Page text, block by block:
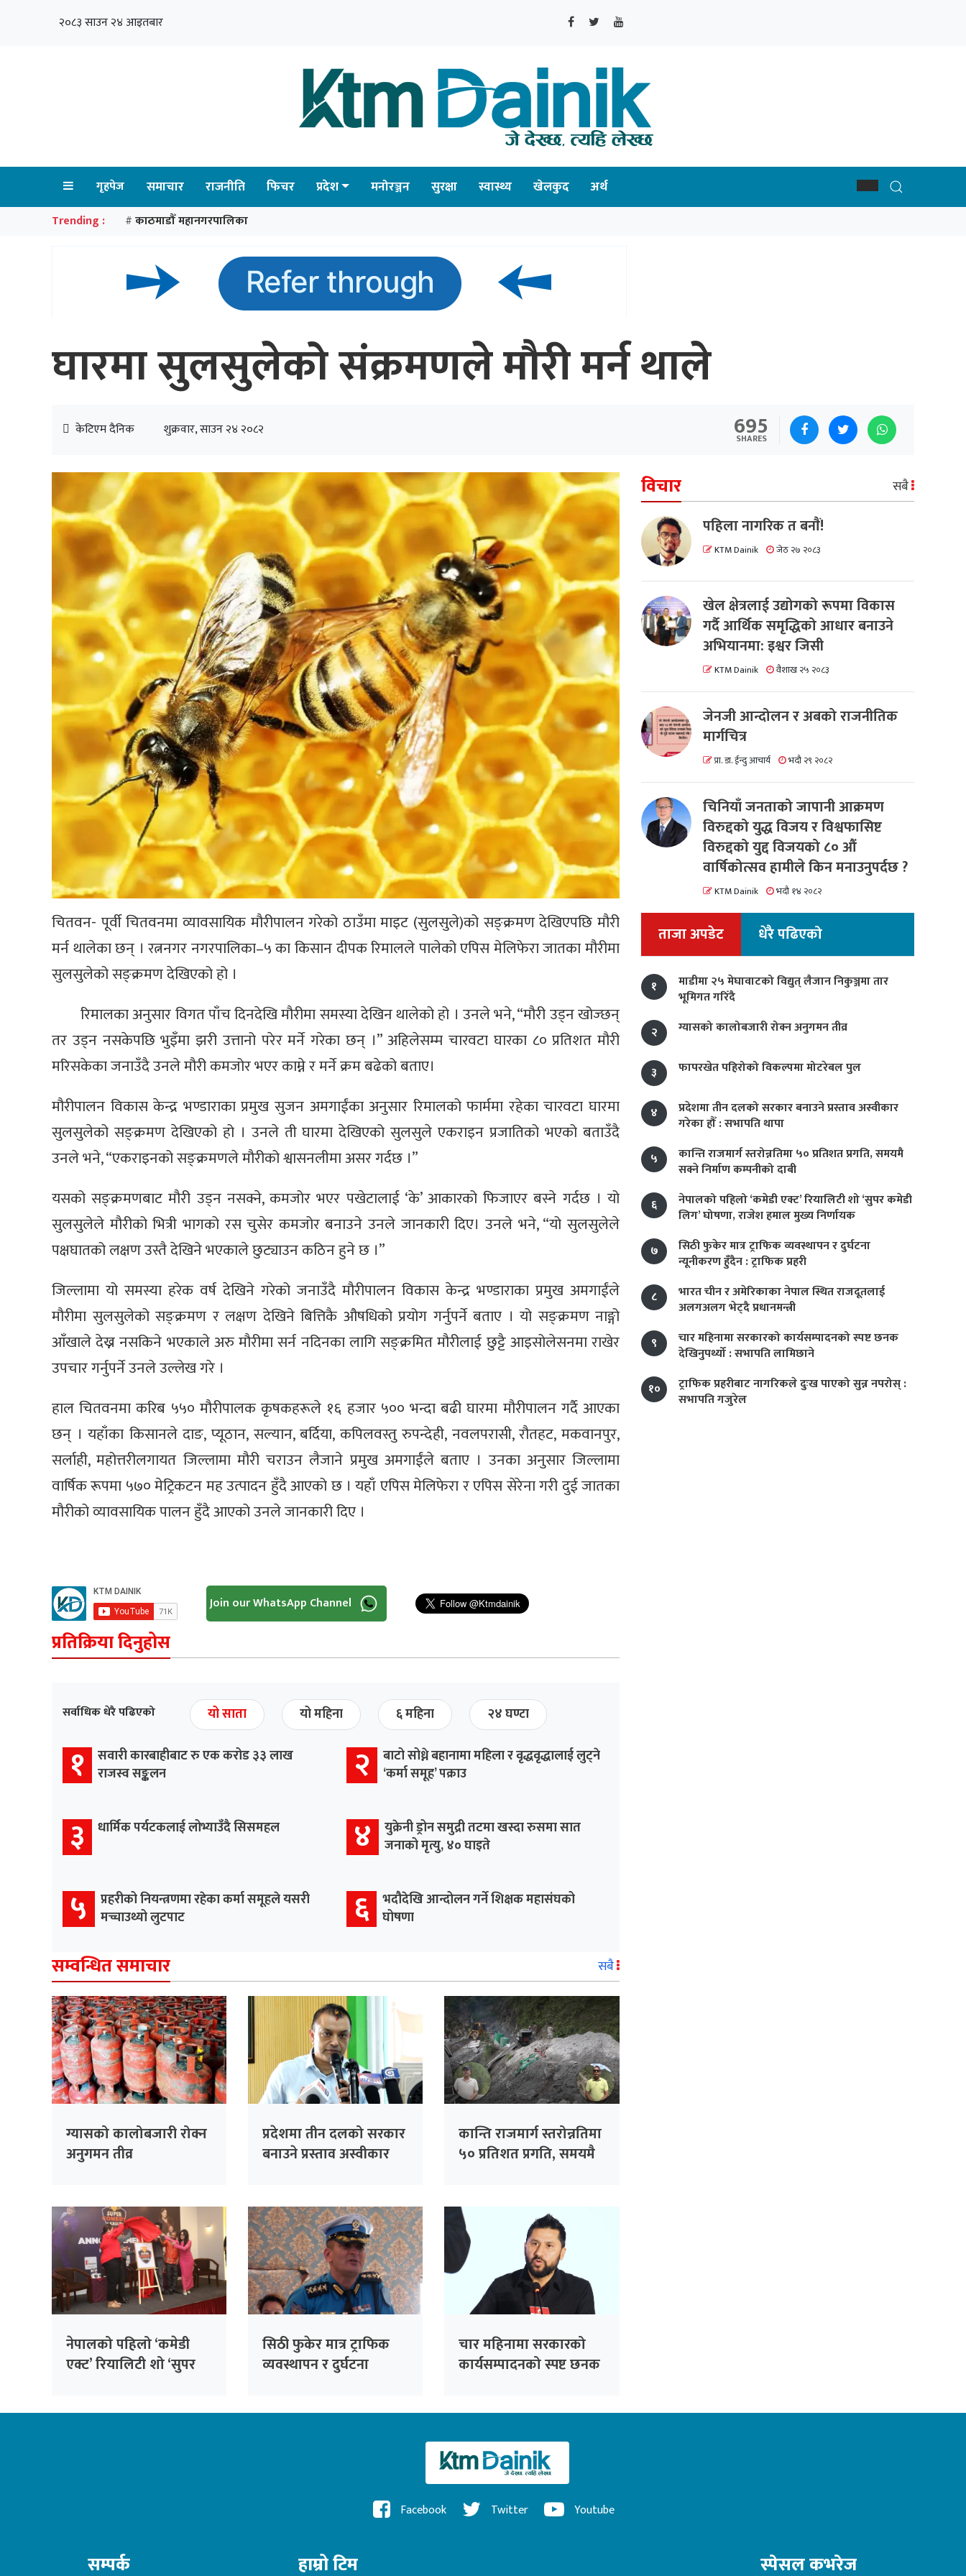
२०८३ साउन २४ आइतबार
गृहपेज समाचार राजनीति फिचर प्रदेश मनोरञ्जन सुरक्षा स्वास्थ्य खेलकुद अर्थ
Trending : # काठमाडौँ महानगरपालिका
घारमा सुलसुलेको संक्रमणले मौरी मर्न थाले
केटिएम दैनिक शुक्रवार, साउन २४ २०८२ 695
SHARES
चितवन- पूर्वी चितवनमा व्यावसायिक मौरीपालन गरेको ठाउँमा माइट (सुलसुले)को सङ्क्रमण देखिएपछि मौरी
मर्न थालेका छन् । रत्ननगर नगरपालिका–५ का किसान दीपक रिमालले पालेको एपिस मेलिफेरा जातका मौरीमा
सुलसुलेको सङ्क्रमण देखिएको हो ।
रिमालका अनुसार विगत पाँच दिनदेखि मौरीमा समस्या देखिन थालेको हो । उनले भने, “मौरी उड्न खोज्छन्
तर उड्न नसकेपछि भुइँमा झरी उत्तानो परेर मर्ने गरेका छन् ।” अहिलेसम्म चारवटा घारका ८० प्रतिशत मौरी
मरिसकेका जनाउँदै उनले मौरी कमजोर भएर काम्ने र मर्ने क्रम बढेको बताए।
मौरीपालन विकास केन्द्र भण्डाराका प्रमुख सुजन अमगाईंका अनुसार रिमालको फार्ममा रहेका चारवटा घारमा
सुलसुलेको सङ्क्रमण देखिएको हो । उनले ती घारमा देखिएको सुलसुले एकराइन प्रजातिको भएको बताउँदै
उनले भने, “एकराइनको सङ्क्रमणले मौरीको श्वासनलीमा असर गर्दछ ।”
यसको सङ्क्रमणबाट मौरी उड्न नसक्ने, कमजोर भएर पखेटालाई ‘के’ आकारको फिजाएर बस्ने गर्दछ । यो
सुलसुलेले मौरीको भित्री भागको रस चुसेर कमजोर बनाउने उनले जानकारी दिए। उनले भने, “यो सुलसुलेले
पक्षघातको लक्षण उस्तै देखिने भएकाले छुट्याउन कठिन हुने छ ।”
जिल्लामा यो समस्या हरेक वर्ष देखिने गरेको जनाउँदै मौरीपालन विकास केन्द्र भण्डाराका प्रमुख अमगाईंले
मौरीमा सुलसुलेको सङ्क्रमण र लक्षण देखिने बित्तिकै औषधिको प्रयोग गर्नुपर्ने बताए । यो सङ्क्रमण नाङ्गो
आँखाले देख्न नसकिने भएकाले अरु मौरीमा सर्न नदिनका लागि सङ्क्रमित मौरीलाई छुट्टै आइसोलेसनमा राखेर
उपचार गर्नुपर्ने उनले उल्लेख गरे ।
हाल चितवनमा करिब ५५० मौरीपालक कृषकहरूले १६ हजार ५०० भन्दा बढी घारमा मौरीपालन गर्दै आएका
छन् । यहाँका किसानले दाङ, प्यूठान, सल्यान, बर्दिया, कपिलवस्तु रुपन्देही, नवलपरासी, रौतहट, मकवानपुर,
सर्लाही, महोत्तरीलगायत जिल्लामा मौरी चराउन लैजाने प्रमुख अमगाईंले बताए । उनका अनुसार जिल्लामा
वार्षिक रूपमा ५७० मेट्रिकटन मह उत्पादन हुँदै आएको छ । यहाँ एपिस मेलिफेरा र एपिस सेरेना गरी दुई जातका
मौरीको व्यावसायिक पालन हुँदै आएको उनले जानकारी दिए ।
Join our WhatsApp Channel
प्रतिक्रिया दिनुहोस
सर्वाधिक धेरै पढिएको यो साता यो महिना ६ महिना २४ घण्टा
१ सवारी कारबाहीबाट रु एक करोड ३३ लाख
राजस्व सङ्कलन
२ बाटो सोध्ने बहानामा महिला र वृद्धवृद्धालाई लुट्ने
‘कर्मा समूह’ पक्राउ
३ धार्मिक पर्यटकलाई लोभ्याउँदै सिसमहल ४ युक्रेनी ड्रोन समुद्री तटमा खस्दा रुसमा सात
जनाको मृत्यु, ४० घाइते
५ प्रहरीको नियन्त्रणमा रहेका कर्मा समूहले यसरी
मच्चाउथ्यो लुटपाट
६ भदौदेखि आन्दोलन गर्ने शिक्षक महासंघको
घोषणा
सम्वन्धित समाचार सबै
ग्यासको कालोबजारी रोक्न
अनुगमन तीव्र
प्रदेशमा तीन दलको सरकार
बनाउने प्रस्ताव अस्वीकार
कान्ति राजमार्ग स्तरोन्नतिमा
५० प्रतिशत प्रगति, समयमै
नेपालको पहिलो ‘कमेडी
एक्ट’ रियालिटी शो ‘सुपर
सिठी फुकेर मात्र ट्राफिक
व्यवस्थापन र दुर्घटना
चार महिनामा सरकारको
कार्यसम्पादनको स्पष्ट छनक
विचार सबै
पहिला नागरिक त बनाैं!
KTM Dainik जेठ २७ २०८३
खेल क्षेत्रलाई उद्योगको रूपमा विकास
गर्दै आर्थिक समृद्धिको आधार बनाउने
अभियानमा: इश्वर जिसी
KTM Dainik वैशाख २५ २०८३
जेनजी आन्दोलन र अबको राजनीतिक
मार्गचित्र
प्रा. डा. ईन्दु आचार्य भदौ २९ २०८२
चिनियाँ जनताको जापानी आक्रमण
विरुद्दको युद्ध विजय र विश्वफासिष्ट
विरुद्दको युद्द विजयको ८० औं
वार्षिकोत्सव हामीले किन मनाउनुपर्दछ ?
KTM Dainik भदौ १४ २०८२
ताजा अपडेट धेरै पढिएको
१
माडीमा २५ मेघावाटको विद्युत् लैजान निकुञ्जमा तार
भूमिगत गरिँदै
२
ग्यासको कालोबजारी रोक्न अनुगमन तीव्र
३ फापरखेत पहिरोको विकल्पमा मोटरेबल पुल
४
प्रदेशमा तीन दलको सरकार बनाउने प्रस्ताव अस्वीकार
गरेका हौँ : सभापति थापा
५
कान्ति राजमार्ग स्तरोन्नतिमा ५० प्रतिशत प्रगति, समयमै
सक्ने निर्माण कम्पनीको दाबी
६
नेपालको पहिलो ‘कमेडी एक्ट’ रियालिटी शो ‘सुपर कमेडी
लिग’ घोषणा, राजेश हमाल मुख्य निर्णायक
७
सिठी फुकेर मात्र ट्राफिक व्यवस्थापन र दुर्घटना
न्यूनीकरण हुँदैन : ट्राफिक प्रहरी
८
भारत चीन र अमेरिकाका नेपाल स्थित राजदूतलाई
अलगअलग भेट्दै प्रधानमन्त्री
९
चार महिनामा सरकारको कार्यसम्पादनको स्पष्ट छनक
देखिनुपर्थ्यो : सभापति लामिछाने
१०
ट्राफिक प्रहरीबाट नागरिकले दुःख पाएको सुन्न नपरोस् :
सभापति गजुरेल
Facebook Twitter Youtube
सम्पर्क हाम्रो टिम स्पेसल कभरेज